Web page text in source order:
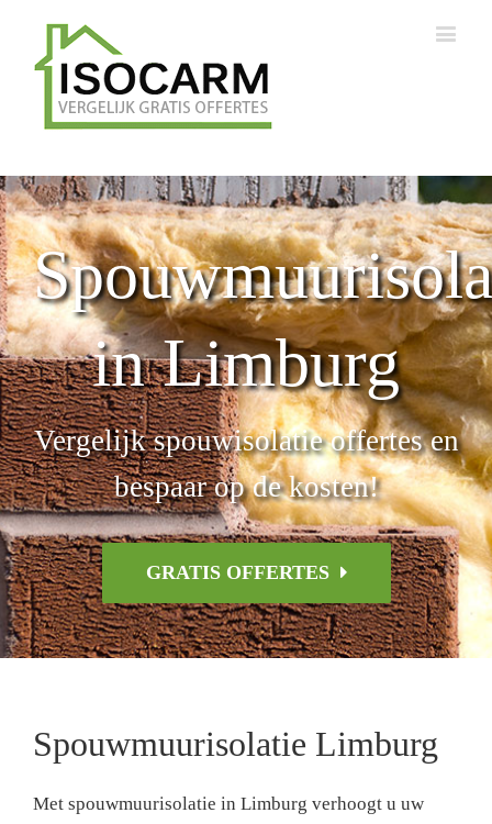
in Limburg
Vergelijk spouwisolatie offertes en
bespaar op de kosten!
GRATIS OFFERTES
Spouwmuurisolatie Limburg
Met spouwmuurisolatie in Limburg verhoogt u uw